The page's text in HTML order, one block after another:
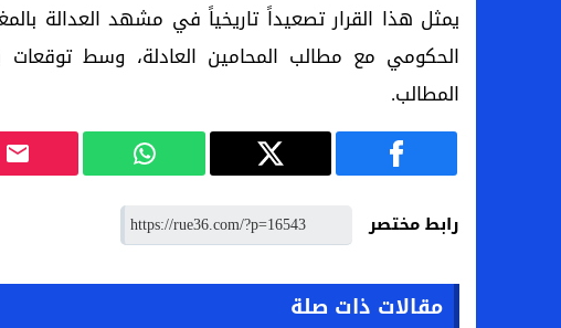
يمثل هذا القرار تصعيداً تاريخياً في مشهد العدالة
الحكومي مع مطالب المحامين العادلة، وسط
المطالب.
رابط مختصر
مقالات ذات صلة